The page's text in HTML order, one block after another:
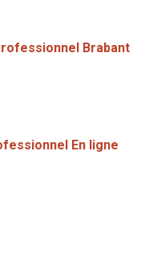
Brabant
En ligne